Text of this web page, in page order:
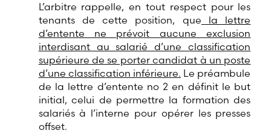
L’arbitre rappelle, en tout respect pour les
tenants de cette position, que la lettre
d’entente ne prévoit aucune exclusion
interdisant au salarié d’une classification
supérieure de se porter candidat à un poste
d’une classification inférieure. Le préambule
de la lettre d’entente no 2 en définit le but
initial, celui de permettre la formation des
salariés à l’interne pour opérer les presses
offset.